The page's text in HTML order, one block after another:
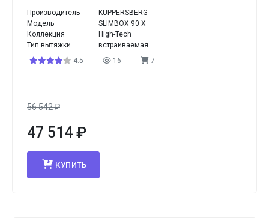
Производитель
KUPPERSBERG
Модель
SLIMBOX 90 X
Коллекция
High-Tech
Тип вытяжки
встраиваемая
4.5
16 7
56 542₽
47 514 ₽
КУПИТЬ